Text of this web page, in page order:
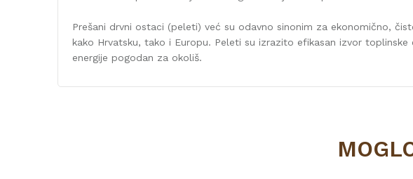
Prešani drvni ostaci (peleti) već su odavno sinonim za ekonomično,
kako Hrvatsku, tako i Europu. Peleti su izrazito efikasan izvor
energije pogodan za okoliš.